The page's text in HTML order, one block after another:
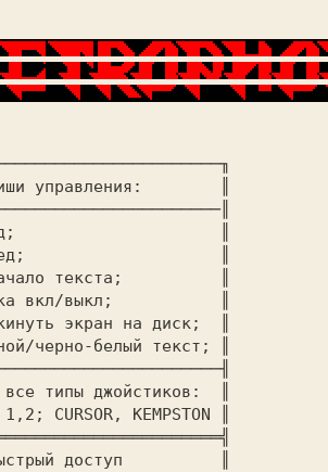
управления:
текста;
вкл/выкл;
экран на диск;
черно-белый текст;
типы джойстиков:
CURSOR, KEMPSTON
доступ